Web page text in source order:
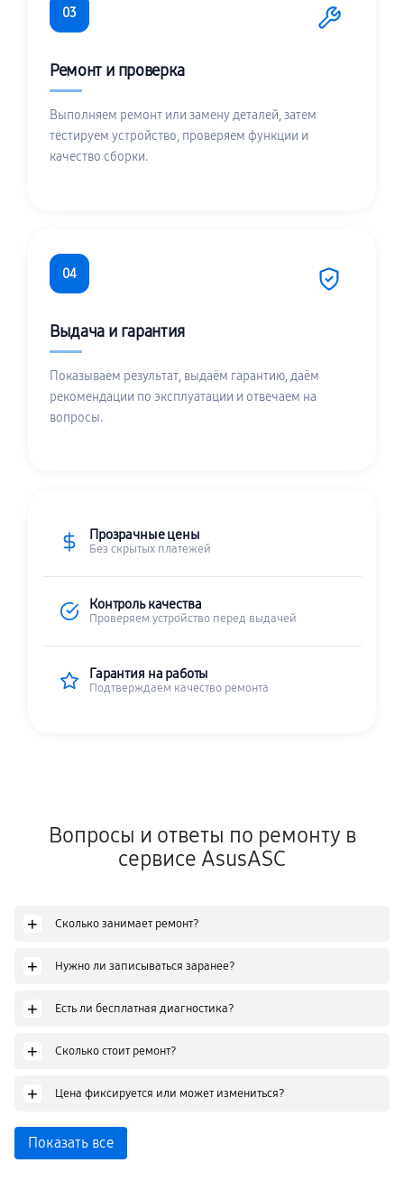
03
Ремонт и проверка
Выполняем ремонт или замену деталей, затем
тестируем устройство, проверяем функции и
качество сборки.
04
Выдача и гарантия
Показываем результат, выдаём гарантию, даём
рекомендации по эксплуатации и отвечаем на
вопросы.
Прозрачные цены
Без скрытых платежей
Контроль качества
Проверяем устройство перед выдачей
Гарантия на работы
Подтверждаем качество ремонта
Вопросы и ответы по ремонту в
сервисе AsusASC
+ Сколько занимает ремонт?
+ Нужно ли записываться заранее?
+ Есть ли бесплатная диагностика?
+ Сколько стоит ремонт?
+ Цена фиксируется или может измениться?
Показать все